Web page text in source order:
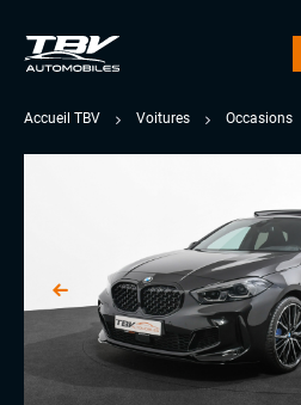
Accueil TBV Voitures Occasions